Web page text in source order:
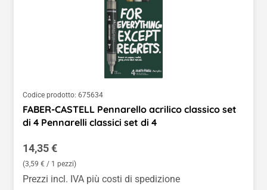
Codice prodotto: 675634
FABER-CASTELL Pennarello acrilico classico set
di 4 Pennarelli classici set di 4
Prezzo normale:
14,35 €
(3,59 € / 1 pezzi)
Prezzi incl. IVA più costi di spedizione